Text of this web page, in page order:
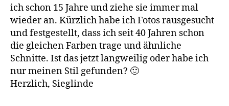
ich schon 15 Jahre und ziehe sie immer mal
wieder an. Kürzlich habe ich Fotos rausgesucht
und festgestellt, dass ich seit 40 Jahren schon
die gleichen Farben trage und ähnliche
Schnitte. Ist das jetzt langweilig oder habe ich
nur meinen Stil gefunden? 🙂
Herzlich, Sieglinde